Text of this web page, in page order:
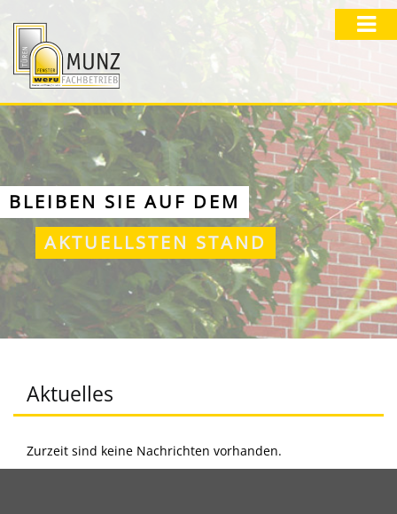
BLEIBEN SIE AUF DEM
AKTUELLSTEN STAND
Aktuelles
Zurzeit sind keine Nachrichten vorhanden.